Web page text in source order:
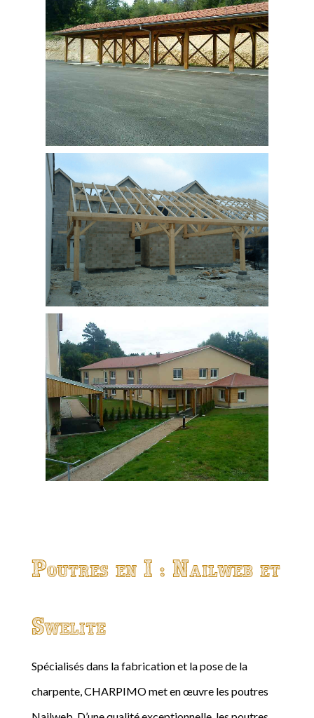
Poutres en I : Nailweb et
Swelite
Spécialisés dans la fabrication et la pose de la
charpente, CHARPIMO met en œuvre les poutres